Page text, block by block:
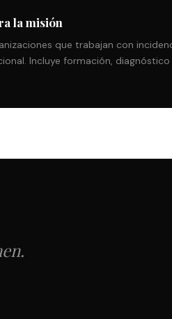
la misión
que trabajan con
Incluye formación,